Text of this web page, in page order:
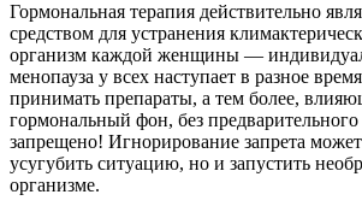
Гормональная терапия действительно
средством для устранения
организм каждой женщины —
менопауза у всех наступает в разное
принимать препараты, а тем более,
гормональный фон, без предварительного
запрещено! Игнорирование запрета
усугубить ситуацию, но и запустить
организме.